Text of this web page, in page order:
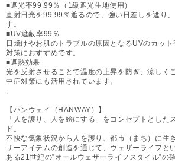
■遮光率99.99％（1級遮光生地使用）
直射日光を99.99％遮るので、強い日差しを遮り
す。
■UV遮蔽率99％
日焼けやお肌のトラブルの原因となるUVのカッ
対策におすすめです。
■遮熱効果
光を反射させることで温度の上昇を防ぎ、涼しく
中症対策にも活用されています。
【ハンウェイ（HANWAY）】
「人を護り、人を絵にする」をコンセプトとした
ド。
不快な気象状況から人を護り、都市（まち）に生
ザーアイテムの創造を通じて、ウェザーライフと
ある21世紀の”オールウェザーライフスタイル”の